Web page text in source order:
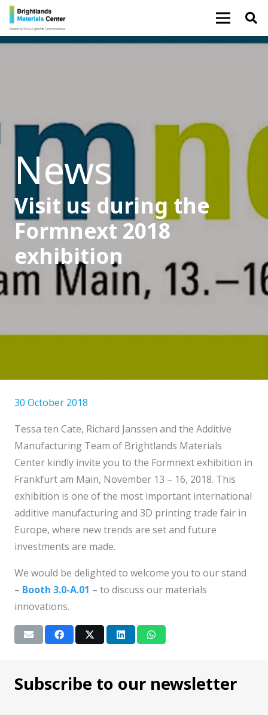
News
Visit us during the
Formnext 2018
exhibition
30 October 2018
Tessa ten Cate, Richard Janssen and the Additive
Manufacturing Team of Brightlands Materials
Center kindly invite you to the Formnext exhibition in
Frankfurt am Main, November 13 – 16, 2018. This
exhibition is one of the most important international
additive manufacturing and 3D printing trade fair in
Europe, where new trends are set and future
investments are made.
We would be delighted to welcome you to our stand
– Booth 3.0-A.01 – to discuss our materials
innovations.
Subscribe to our newsletter